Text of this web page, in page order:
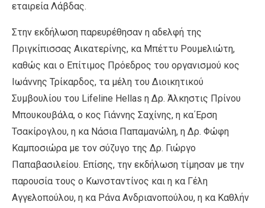
εταιρεία Λάβδας.
Στην εκδήλωση παρευρέθησαν η αδελφή της
Πριγκίπισσας Αικατερίνης, κα Μπέττυ Ρουμελιώτη,
καθώς και o Επίτιμος Πρόεδρος του οργανισμού κος
Ιωάννης Τρίκαρδος, τα μέλη του Διοικητικού
Συμβουλίου του Lifeline Hellas η Δρ. Άλκηστις Πρίνου
Μπουκουβάλα, ο κος Γιάννης Σαχίνης, η κα΄Ερση
Τσακίρογλου, η κα Νάσια Παπαμανώλη, η Δρ. Φώφη
Καμποσιώρα με τον σύζυγο της Δρ. Γιώργο
Παπαβασιλείου. Επίσης, την εκδήλωση τίμησαν με την
παρουσία τους ο Κωνσταντίνος και η κα Γέλη
Αγγελοπούλου, η κα Ράνα Ανδριανοπούλου, η κα Καθλήν